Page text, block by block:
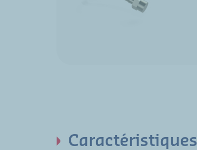
Caractéristiques